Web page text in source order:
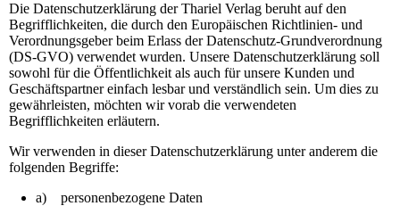
Die Datenschutzerklärung der Thariel Verlag beruht auf den
Begrifflichkeiten, die durch den Europäischen Richtlinien- und
Verordnungsgeber beim Erlass der Datenschutz-Grundverordnung
(DS-GVO) verwendet wurden. Unsere Datenschutzerklärung soll
sowohl für die Öffentlichkeit als auch für unsere Kunden und
Geschäftspartner einfach lesbar und verständlich sein. Um dies zu
gewährleisten, möchten wir vorab die verwendeten
Begrifflichkeiten erläutern.
Wir verwenden in dieser Datenschutzerklärung unter anderem die
folgenden Begriffe:
a) personenbezogene Daten